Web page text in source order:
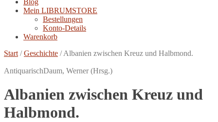
Blog
Mein LIBRUMSTORE
Bestellungen
Konto-Details
Warenkorb
Start /Geschichte /Albanien zwischen Kreuz und Halbmond.
AntiquarischDaum, Werner (Hrsg.)
Albanien zwischen Kreuz und
Halbmond.